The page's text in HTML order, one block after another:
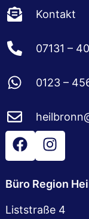
Kontakt
07131 –
0123 –
Büro Region
Liststraße 4